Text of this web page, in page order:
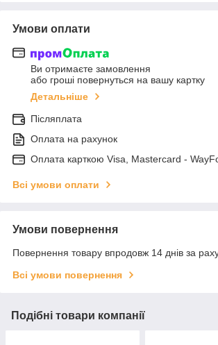
Умови оплати
Ви отримаєте замовлення
або гроші повернуться на вашу картку
Детальніше
Післяплата
Оплата на рахунок
Оплата карткою Visa, Mastercard -
Всі умови оплати
Умови повернення
Повернення товару впродовж 14 днів за
Всі умови повернення
Подібні товари компанії